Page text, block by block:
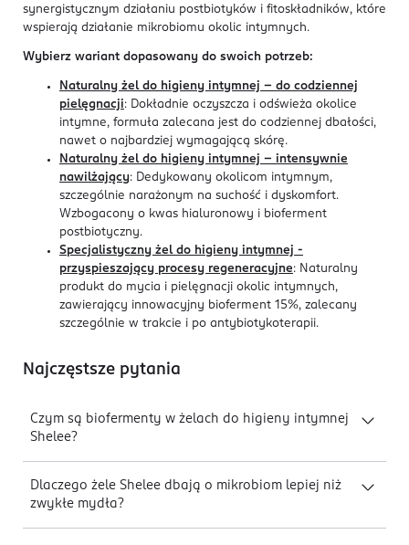
synergistycznym działaniu postbiotyków i fitoskładników, które
wspierają działanie mikrobiomu okolic intymnych.
Wybierz wariant dopasowany do swoich potrzeb:
Naturalny żel do higieny intymnej - do codziennej
pielęgnacji: Dokładnie oczyszcza i odświeża okolice
intymne, formuła zalecana jest do codziennej dbałości,
nawet o najbardziej wymagającą skórę.
Naturalny żel do higieny intymnej - intensywnie
nawilżający: Dedykowany okolicom intymnym,
szczególnie narażonym na suchość i dyskomfort.
Wzbogacony o kwas hialuronowy i bioferment
postbiotyczny.
Specjalistyczny żel do higieny intymnej -
przyspieszający procesy regeneracyjne: Naturalny
produkt do mycia i pielęgnacji okolic intymnych,
zawierający innowacyjny bioferment 15%, zalecany
szczególnie w trakcie i po antybiotykoterapii.
Najczęstsze pytania
Czym są biofermenty w żelach do higieny intymnej
Shelee?
Dlaczego żele Shelee dbają o mikrobiom lepiej niż
zwykłe mydła?